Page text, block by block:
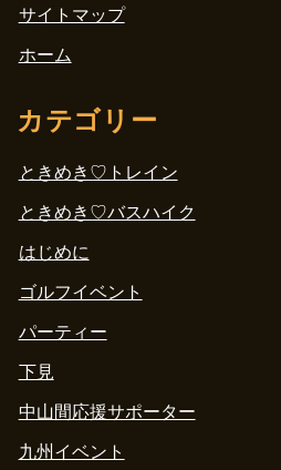
サイトマップ
ホーム
カテゴリー
ときめき♡トレイン
ときめき♡バスハイク
はじめに
ゴルフイベント
パーティー
下見
中山間応援サポーター
九州イベント